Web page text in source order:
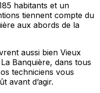
habitants et un
tiennent compte du
aux abords de la
aussi bien Vieux
Banquière, dans tous
techniciens vous
avant d’agir.